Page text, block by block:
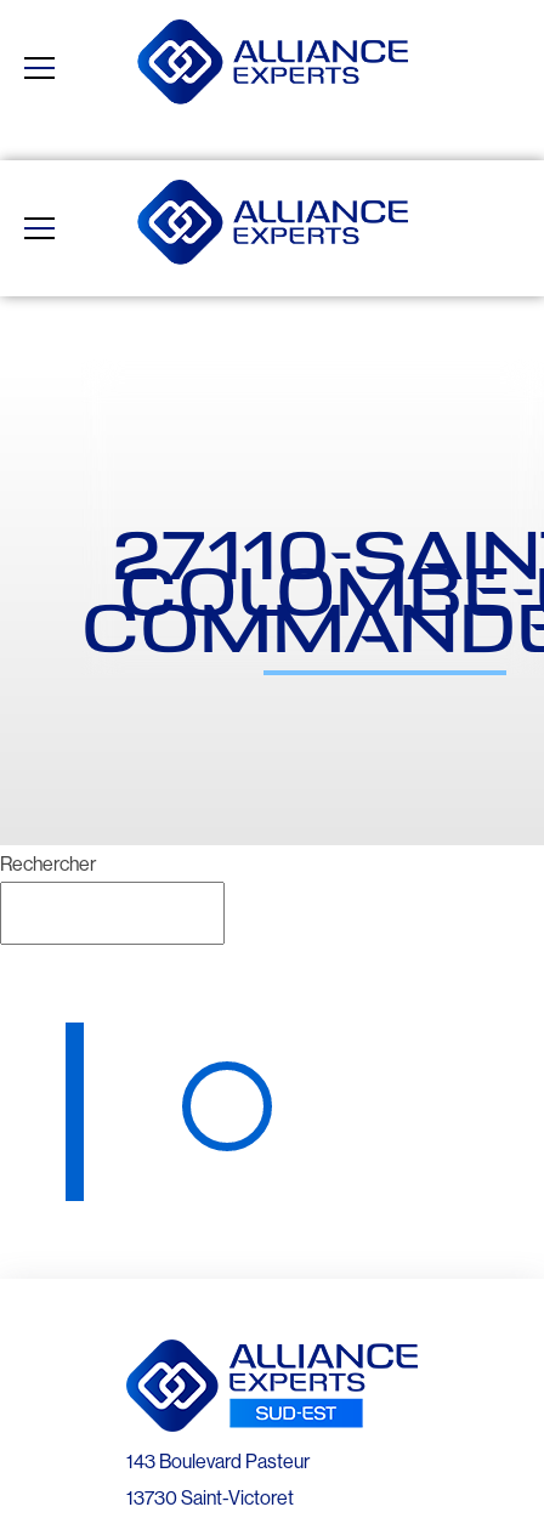
27110-
Rechercher
143 Boulevard Pasteur
13730 Saint-Victoret